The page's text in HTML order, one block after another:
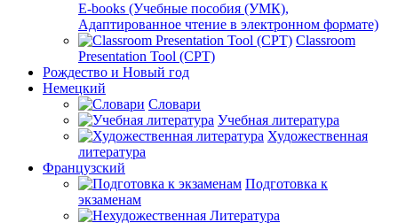
E-books (Учебные пособия (УМК),
Адаптированное чтение в электронном формате)
Classroom
Presentation Tool (CPT)
Рождество и Новый год
Немецкий
Словари
Учебная литература
Художественная
литература
Французский
Подготовка к
экзаменам